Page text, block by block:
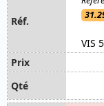
VIS